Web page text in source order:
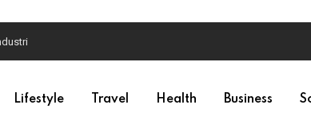
Lifestyle Travel Health Business